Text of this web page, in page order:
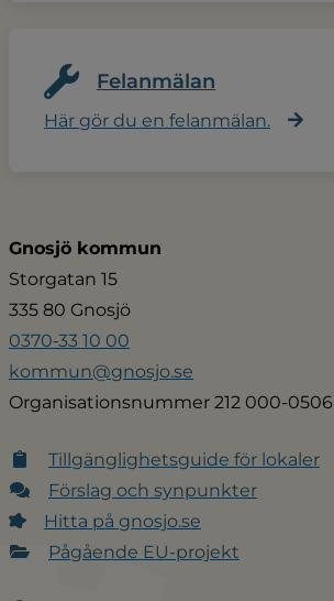
Felanmälan
Här gör du en felanmälan.
Gnosjö kommun
Storgatan 15
335 80 Gnosjö
0370‑33 10 00
kommun@gnosjo.se
Organisationsnummer 212 000-0506
Tillgänglighetsguide för lokaler
Förslag och synpunkter
Hitta på gnosjo.se
Pågående EU-projekt